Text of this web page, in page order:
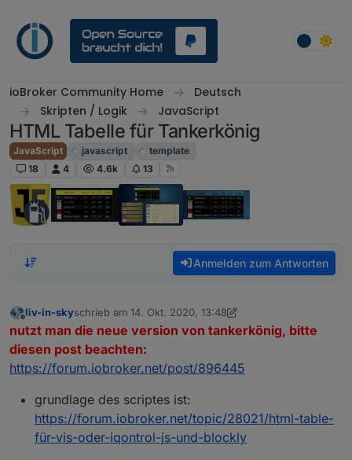
ioBroker Community Home
Deutsch
Skripten / Logik
JavaScript
HTML Tabelle für Tankerkönig
JavaScript javascript
template
18
4 4.6k 13
Anmelden zum Antworten
Offline
liv-in-skyschrieb am 14. Okt. 2020, 13:48
zuletzt editiert von liv-in-sky
nutzt man die neue version von tankerkönig, bitte
diesen post beachten:
https://forum.iobroker.net/post/896445
grundlage des scriptes ist:
https://forum.iobroker.net/topic/28021/html-table-
für-vis-oder-iqontrol-js-und-blockly